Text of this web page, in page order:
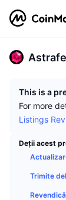
This is a
For more
Listings
Deții acest
Trimite